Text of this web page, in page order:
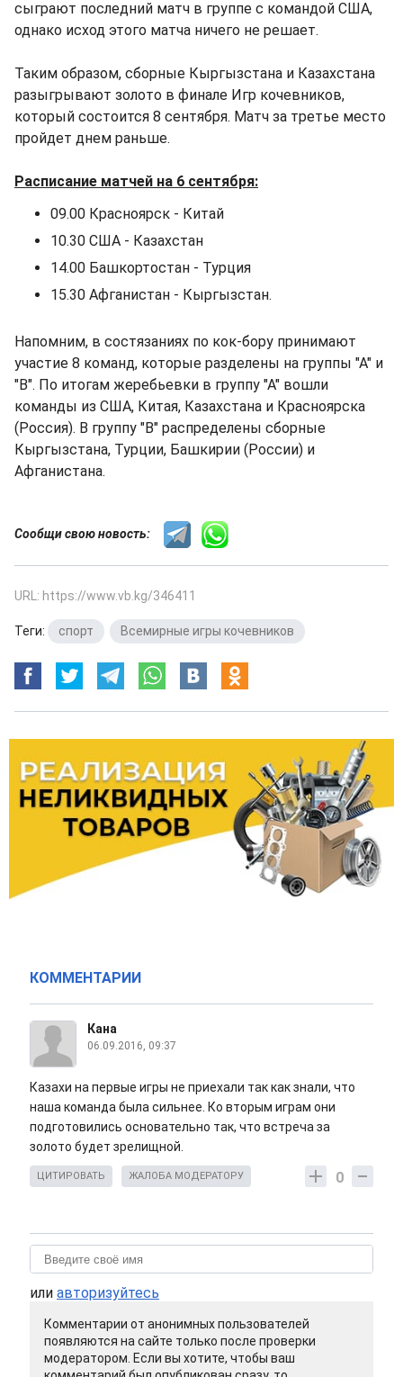
сыграют последний матч в группе с командой США,
однако исход этого матча ничего не решает.
Таким образом, сборные Кыргызстана и Казахстана
разыгрывают золото в финале Игр кочевников,
который состоится 8 сентября. Матч за третье место
пройдет днем раньше.
Расписание матчей на 6 сентября:
09.00 Красноярск - Китай
10.30 США - Казахстан
14.00 Башкортостан - Турция
15.30 Афганистан - Кыргызстан.
Напомним, в состязаниях по кок-бору принимают
участие 8 команд, которые разделены на группы "А" и
"В". По итогам жеребьевки в группу "А" вошли
команды из США, Китая, Казахстана и Красноярска
(Россия). В группу "В" распределены сборные
Кыргызстана, Турции, Башкирии (России) и
Афганистана.
Сообщи свою новость:
URL: https://www.vb.kg/346411
Теги: спорт Всемирные игры кочевников
КОММЕНТАРИИ
Кана
06.09.2016, 09:37
Казахи на первые игры не приехали так как знали, что
наша команда была сильнее. Ко вторым играм они
подготовились основательно так, что встреча за
золото будет зрелищной.
0
ЦИТИРОВАТЬ ЖАЛОБА МОДЕРАТОРУ
или авторизуйтесь
Комментарии от анонимных пользователей
появляются на сайте только после проверки
модератором. Если вы хотите, чтобы ваш